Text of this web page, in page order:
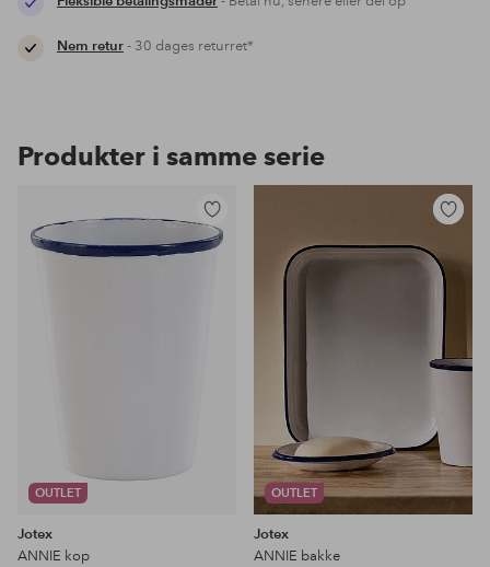
Nem retur- 30 dages returret*
Produkter i samme serie
OUTLET
Tilføj
til
Jotex
ANNIE kop
OUTLET
favoritter
Jotex
ANNIE bakke